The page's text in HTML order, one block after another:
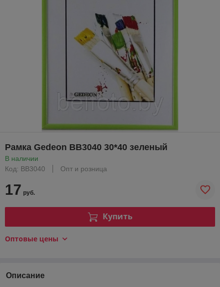
Рамка Gedeon BB3040 30*40 зеленый
В наличии
Код: BB3040
Опт и розница
17 руб.
Купить
Оптовые цены
Описание